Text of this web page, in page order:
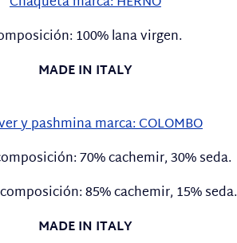
100% lana virgen.
MADE IN ITALY
y pashmina marca: COLOMBO
70% cachemir, 30% seda.
85% cachemir, 15% seda.
MADE IN ITALY